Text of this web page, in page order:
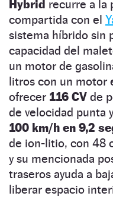
Hybrid recurre a la
compartida con el
sistema híbrido sin
capacidad del
un motor de
litros con un motor
ofrecer 116 CV de
de velocidad punta
100 km/h en 9,2
de ion-litio, con 48
y su mencionada
traseros ayuda a
liberar espacio